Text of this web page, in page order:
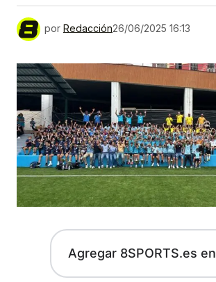
por Redacción26/06/2025 16:13
Agregar 8SPORTS.es en